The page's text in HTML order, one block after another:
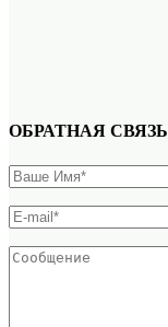
ОБРАТНАЯ СВЯЗЬ